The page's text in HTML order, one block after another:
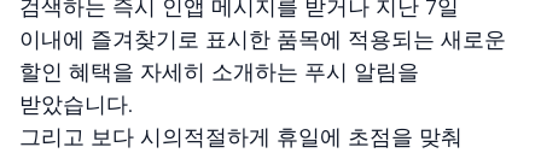
검색하는 즉시 인앱 메시지를 받거나 지난 7일
이내에 즐겨찾기로 표시한 품목에 적용되는 새로운
할인 혜택을 자세히 소개하는 푸시 알림을
받았습니다.
그리고 보다 시의적절하게 휴일에 초점을 맞춰